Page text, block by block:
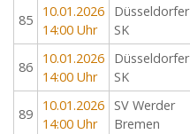
85
10.01.2026
14:00 Uhr
Düsseldorfer
SK
86
10.01.2026
14:00 Uhr
Düsseldorfer
SK
89
10.01.2026
14:00 Uhr
SV Werder
Bremen